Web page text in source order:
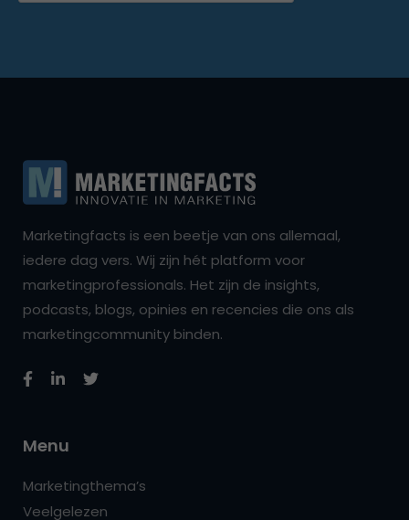
Marketingfacts is een beetje van ons allemaal,
iedere dag vers. Wij zijn hét platform voor
marketingprofessionals. Het zijn de insights,
podcasts, blogs, opinies en recencies die ons als
marketingcommunity binden.
Menu
Marketingthema’s
Veelgelezen